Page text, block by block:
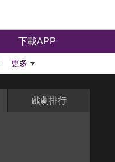
下載APP
更多
戲劇排行